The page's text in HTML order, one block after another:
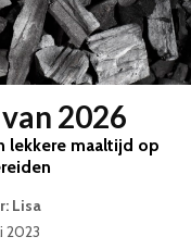
2026
lekkere maaltijd op
Lisa
2023